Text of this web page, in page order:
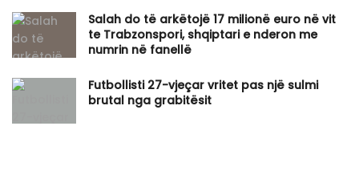
Salah do të arkëtojë 17 milionë euro në vit
te Trabzonspori, shqiptari e nderon me
numrin në fanellë
Futbollisti 27-vjeçar vritet pas një sulmi
brutal nga grabitësit